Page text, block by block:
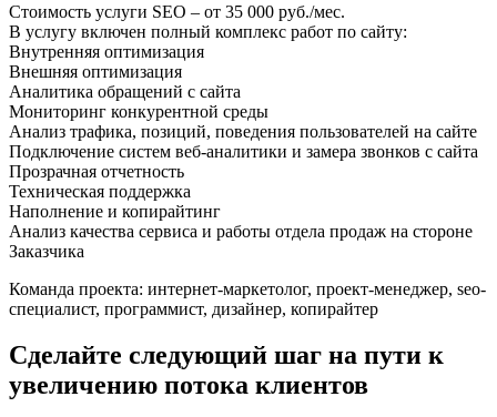
Стоимость услуги SEO – от 35 000 руб./мес.
В услугу включен полный комплекс работ по сайту:
Внутренняя оптимизация
Внешняя оптимизация
Аналитика обращений с сайта
Мониторинг конкурентной среды
Анализ трафика, позиций, поведения пользователей на сайте
Подключение систем веб-аналитики и замера звонков с сайта
Прозрачная отчетность
Техническая поддержка
Наполнение и копирайтинг
Анализ качества сервиса и работы отдела продаж на стороне
Заказчика
Команда проекта: интернет-маркетолог, проект-менеджер, seo-
специалист, программист, дизайнер, копирайтер
Сделайте следующий шаг на пути к
увеличению потока клиентов